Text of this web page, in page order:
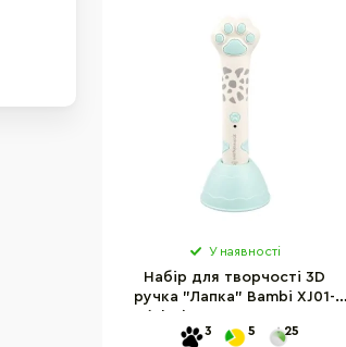
У наявності
Набір для творчості 3D
ручка "Лапка" Bambi XJ01-
3 5 25